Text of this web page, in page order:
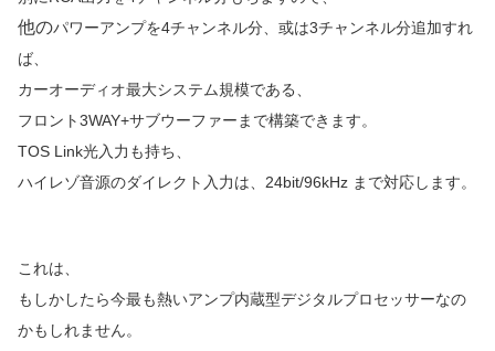
他のパワーアンプを4チャンネル分、或は3チャンネル分追加すれ
ば、
カーオーディオ最大システム規模である、
フロント3WAY+サブウーファーまで構築できます。
TOS Link光入力も持ち、
ハイレゾ音源のダイレクト入力は、 24bit/96kHz まで対応します。
これは、
もしかしたら今最も熱いアンプ内蔵型デジタルプロセッサーなの
かもしれません。